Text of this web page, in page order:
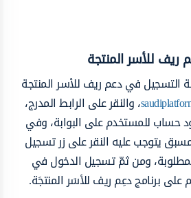
للأسر المنتجة
التسجيل في دعم ريف للأسر المنتجة
، والنقر على الرابط المدرج،
حساب للمستخدم على البوابة، وفي
يتوجب عليه النقر على زر تسجيل
ومن ثمّ تسجيل الدخول في
على برنامج دعِم ريف للأسَر المنتجَة.